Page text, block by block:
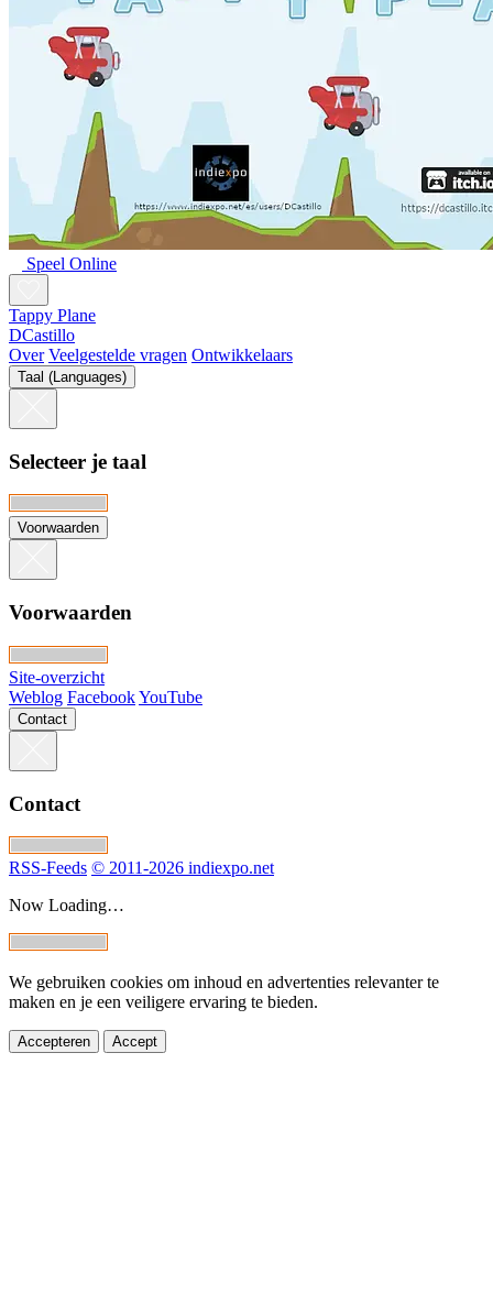
Speel Online
Tappy Plane
DCastillo
Over Veelgestelde vragen Ontwikkelaars
Taal (Languages)
Selecteer je taal
Voorwaarden
Voorwaarden
Site-overzicht
Weblog FacebookYouTube
Contact
Contact
RSS-Feeds © 2011-2026 indiexpo.net
Now Loading…
We gebruiken cookies om inhoud en advertenties relevanter te
maken en je een veiligere ervaring te bieden.
Accepteren Accept